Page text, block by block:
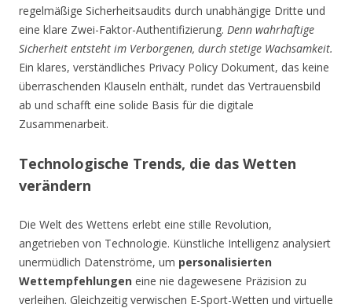
regelmäßige Sicherheitsaudits durch unabhängige Dritte und
eine klare Zwei-Faktor-Authentifizierung. Denn wahrhaftige
Sicherheit entsteht im Verborgenen, durch stetige Wachsamkeit.
Ein klares, verständliches Privacy Policy Dokument, das keine
überraschenden Klauseln enthält, rundet das Vertrauensbild
ab und schafft eine solide Basis für die digitale
Zusammenarbeit.
Technologische Trends, die das Wetten
verändern
Die Welt des Wettens erlebt eine stille Revolution,
angetrieben von Technologie. Künstliche Intelligenz analysiert
unermüdlich Datenströme, um personalisierten
Wettempfehlungen eine nie dagewesene Präzision zu
verleihen. Gleichzeitig verwischen E-Sport-Wetten und virtuelle